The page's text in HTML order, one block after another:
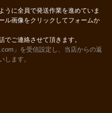
うに全員で発送作業を進めていま
ル画像をクリックしてフォームか
でご連絡させて頂きます。
」を受信設定し、当店からの返
します。